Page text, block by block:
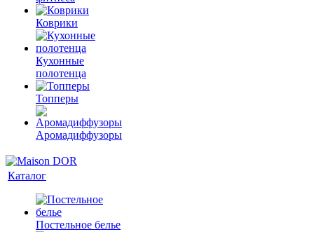
Коврики
Кухонные
полотенца
Топперы
Аромадиффузоры
Каталог
Постельное белье